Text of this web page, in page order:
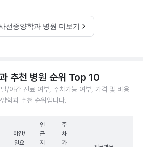
선종양학과 병원 더보기
추천 병원 순위 Top 10
/야간 진료 여부, 주차가능 여부, 가격 및 비용
학과 추천 순위입니다.
야간/
일요
인
근
지
주
차
가